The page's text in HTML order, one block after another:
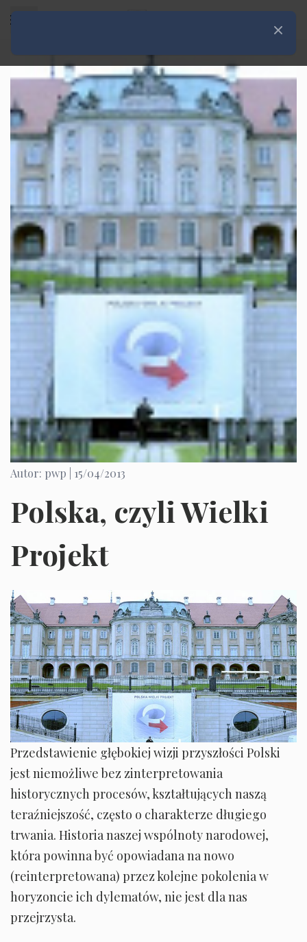
Autor: pwp | 15/04/2013
Polska, czyli Wielki
Projekt
Przedstawienie głębokiej wizji przyszłości Polski
jest niemożliwe bez zinterpretowania
historycznych procesów, kształtujących naszą
teraźniejszość, często o charakterze długiego
trwania. Historia naszej wspólnoty narodowej,
która powinna być opowiadana na nowo
(reinterpretowana) przez kolejne pokolenia w
horyzoncie ich dylematów, nie jest dla nas
przejrzysta.
Zamknij